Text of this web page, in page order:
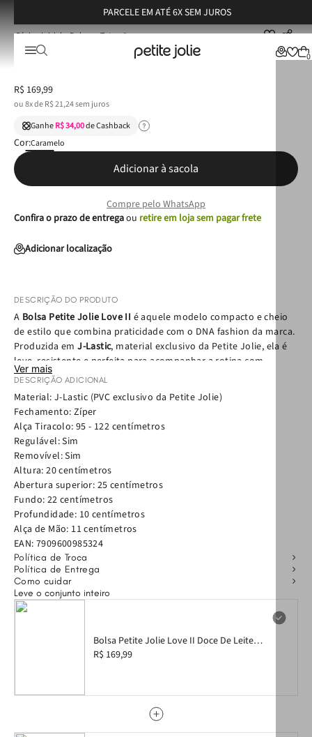
PARCELE EM ATÉ 6X SEM JUROS
0
Bolsas Tote Bolsa Petite Jolie Love II Doce De Leite PJ5214II
Bolsa Petite Jolie Love II Doce De Leite PJ5214II
R$ 169,99
ou8x deR$21,24sem juros
GanheR$ 34,00de Cashback
Cor:Caramelo
Adicionar à sacola
Compre pelo WhatsApp
Confira o prazo de entregaou retire em loja sem pagar frete
Adicionar localização
DESCRIÇÃO DO PRODUTO
A Bolsa Petite Jolie Love II é aquele modelo compacto e cheio
de estilo que combina praticidade com o DNA fashion da marca.
Produzida emJ-Lastic, material exclusivo da Petite Jolie, ela é
leve, resistente e perfeita para acompanhar a rotina com
charme e personalidade.
Com fechamento em zíper e ótimo espaço interno para o
tamanho, a bolsa mantém seus itens essenciais organizados no
dia a dia. O modelo conta com
alça de mão com detalhe
metálico e alça tiracolo regulável e removível
diferentes formas de uso e deixando o look ainda mais versátil.
Compacta, prática e estilosa, a Love II é perfeita para quem
busca uma bolsa moderna para compor
ou produções mais fashionistas
Por que apostar na Bolsa Love II
• Bolsa tiracolo feminina compacta e versátil
•Produzida emJ-Lastic, material exclusivo da Petite Jolie
• Fechamento em zíper
• Alça de mão com detalhe metálico
looks casuais e urbanos
Ver mais
DESCRIÇÃO ADICIONAL
Material: J-Lastic (PVC exclusivo da Petite Jolie)
Fechamento: Zíper
Alça Tiracolo: 95 - 122 centímetros
Regulável: Sim
Removível: Sim
Altura: 20 centímetros
Abertura superior: 25 centímetros
Fundo: 22 centímetros
Profundidade: 10 centímetros
Alça de Mão: 11 centímetros
EAN: 7909600985324
Política de Troca
Política de Entrega
Como cuidar
Leve o conjunto inteiro
Bolsa Petite Jolie Love II Doce De Leite
PJ5214II
R$ 169,99